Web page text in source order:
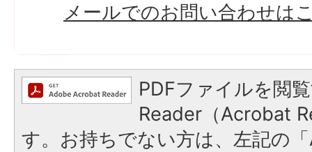
メールでのお問い合わせは
PDFファイルを閲
Reader（Acrobat
す。お持ちでない方は、左記の